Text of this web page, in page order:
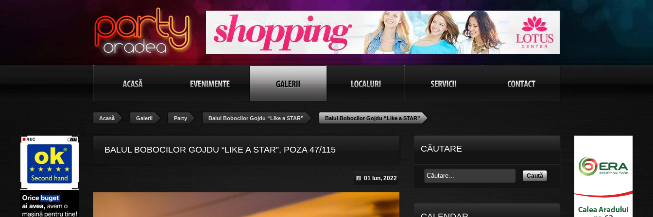
Acasă Galerii Party Balul Bobocilor Gojdu “Like a STAR” Balul Bobocilor Gojdu “Like a STAR”
BALUL BOBOCILOR GOJDU “LIKE A STAR”, POZA 47/115
01 Iun, 2022
CĂUTARE
Caută